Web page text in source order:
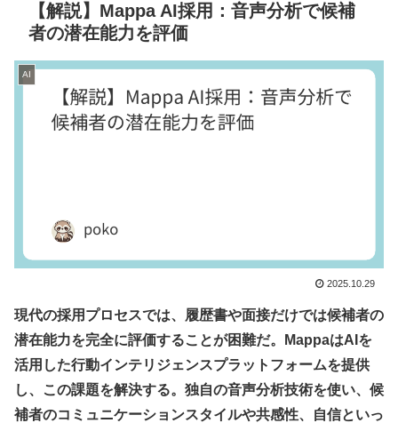
【解説】Mappa AI採用：音声分析で候補
者の潜在能力を評価
AI
2025.10.29
現代の採用プロセスでは、履歴書や面接だけでは候補者の
潜在能力を完全に評価することが困難だ。MappaはAIを
活用した行動インテリジェンスプラットフォームを提供
し、この課題を解決する。独自の音声分析技術を使い、候
補者のコミュニケーションスタイルや共感性、自信といっ